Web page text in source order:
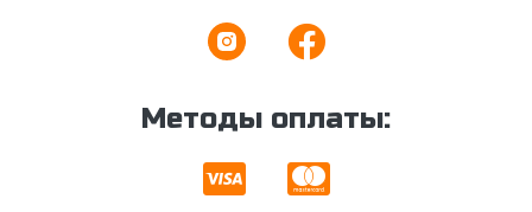
Методы оплаты: